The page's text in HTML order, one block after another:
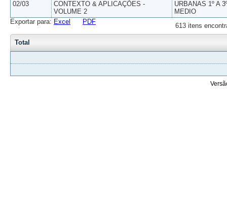
02/03
CONTEXTO & APLICAÇÕES -
VOLUME 2
URBANAS 1º A
MEDIO
613 itens
Exportar para: Excel PDF
Total